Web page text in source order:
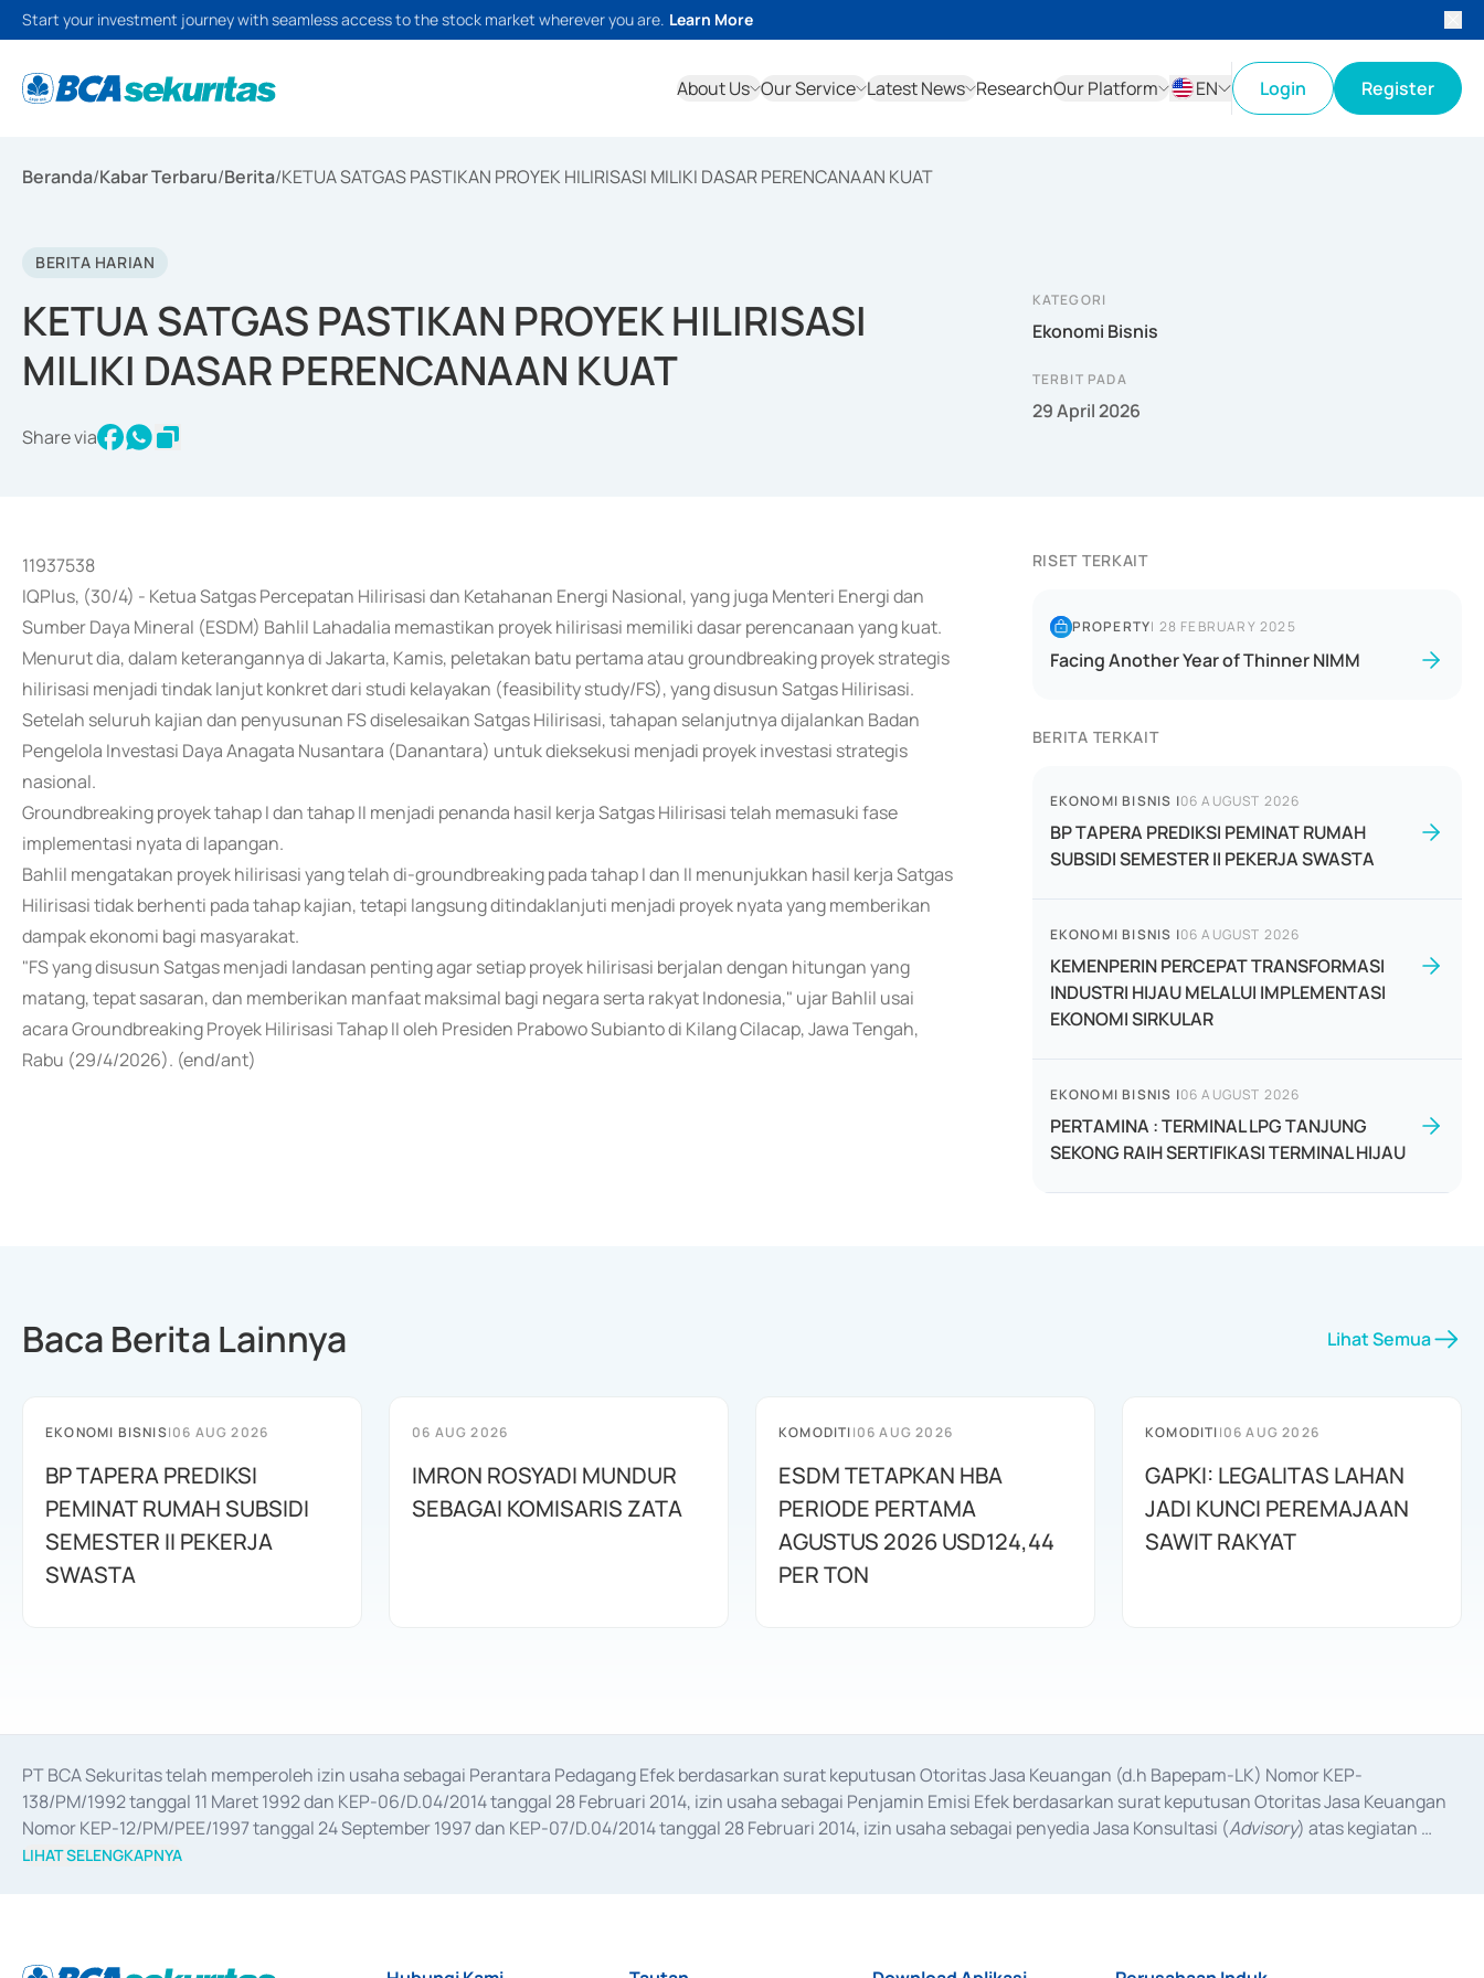
Start your investment journey with seamless access to the stock market wherever you are. Learn More
About Us Our Service Latest News ResearchOur Platform
EN
Login Register
Beranda/Kabar Terbaru/Berita/KETUA SATGAS PASTIKAN PROYEK HILIRISASI MILIKI DASAR PERENCANAAN KUAT
BERITA HARIAN
KETUA SATGAS PASTIKAN PROYEK HILIRISASI
MILIKI DASAR PERENCANAAN KUAT
Share via
KATEGORI
Ekonomi Bisnis
TERBIT PADA
29 April 2026
11937538
IQPlus, (30/4) - Ketua Satgas Percepatan Hilirisasi dan Ketahanan Energi Nasional, yang juga Menteri Energi dan
Sumber Daya Mineral (ESDM) Bahlil Lahadalia memastikan proyek hilirisasi memiliki dasar perencanaan yang kuat.
Menurut dia, dalam keterangannya di Jakarta, Kamis, peletakan batu pertama atau groundbreaking proyek strategis
hilirisasi menjadi tindak lanjut konkret dari studi kelayakan (feasibility study/FS), yang disusun Satgas Hilirisasi.
Setelah seluruh kajian dan penyusunan FS diselesaikan Satgas Hilirisasi, tahapan selanjutnya dijalankan Badan
Pengelola Investasi Daya Anagata Nusantara (Danantara) untuk dieksekusi menjadi proyek investasi strategis
nasional.
Groundbreaking proyek tahap I dan tahap II menjadi penanda hasil kerja Satgas Hilirisasi telah memasuki fase
implementasi nyata di lapangan.
Bahlil mengatakan proyek hilirisasi yang telah di-groundbreaking pada tahap I dan II menunjukkan hasil kerja Satgas
Hilirisasi tidak berhenti pada tahap kajian, tetapi langsung ditindaklanjuti menjadi proyek nyata yang memberikan
dampak ekonomi bagi masyarakat.
"FS yang disusun Satgas menjadi landasan penting agar setiap proyek hilirisasi berjalan dengan hitungan yang
matang, tepat sasaran, dan memberikan manfaat maksimal bagi negara serta rakyat Indonesia," ujar Bahlil usai
acara Groundbreaking Proyek Hilirisasi Tahap II oleh Presiden Prabowo Subianto di Kilang Cilacap, Jawa Tengah,
Rabu (29/4/2026). (end/ant)
RISET TERKAIT
PROPERTY| 28 FEBRUARY 2025
Facing Another Year of Thinner NIMM
BERITA TERKAIT
EKONOMI BISNIS |06 AUGUST 2026
BP TAPERA PREDIKSI PEMINAT RUMAH
SUBSIDI SEMESTER II PEKERJA SWASTA
EKONOMI BISNIS |06 AUGUST 2026
KEMENPERIN PERCEPAT TRANSFORMASI
INDUSTRI HIJAU MELALUI IMPLEMENTASI
EKONOMI SIRKULAR
EKONOMI BISNIS |06 AUGUST 2026
PERTAMINA : TERMINAL LPG TANJUNG
SEKONG RAIH SERTIFIKASI TERMINAL HIJAU
Baca Berita Lainnya Lihat Semua
EKONOMI BISNIS|06 AUG 2026
BP TAPERA PREDIKSI
PEMINAT RUMAH SUBSIDI
SEMESTER II PEKERJA
SWASTA
06 AUG 2026
IMRON ROSYADI MUNDUR
SEBAGAI KOMISARIS ZATA
KOMODITI|06 AUG 2026
ESDM TETAPKAN HBA
PERIODE PERTAMA
AGUSTUS 2026 USD124,44
PER TON
KOMODITI|06 AUG 2026
GAPKI: LEGALITAS LAHAN
JADI KUNCI PEREMAJAAN
SAWIT RAKYAT
PT BCA Sekuritas telah memperoleh izin usaha sebagai Perantara Pedagang Efek berdasarkan surat keputusan Otoritas Jasa Keuangan (d.h Bapepam-LK) Nomor KEP-
138/PM/1992 tanggal 11 Maret 1992 dan KEP-06/D.04/2014 tanggal 28 Februari 2014, izin usaha sebagai Penjamin Emisi Efek berdasarkan surat keputusan Otoritas Jasa Keuangan
Nomor KEP-12/PM/PEE/1997 tanggal 24 September 1997 dan KEP-07/D.04/2014 tanggal 28 Februari 2014, izin usaha sebagai penyedia Jasa Konsultasi (Advisory) atas kegiatan
merger, akuisisi, divestasi, dan
LIHAT SELENGKAPNYA